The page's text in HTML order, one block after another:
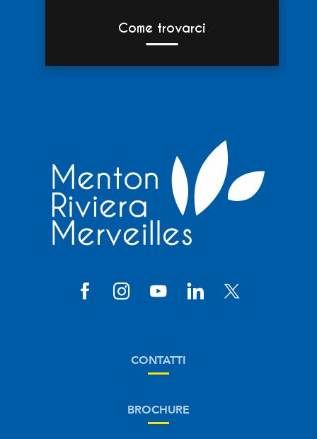
Come trovarci
CONTATTI
BROCHURE